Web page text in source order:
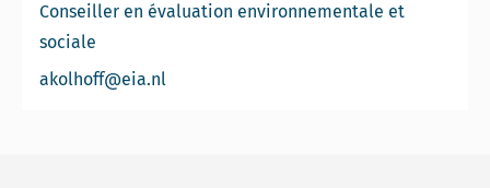
Conseiller en évaluation environnementale et
sociale
akolhoff@eia.nl